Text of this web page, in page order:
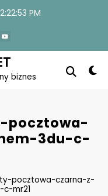
2:22:54 PM
biznes
pocztowa-
3du-c-
pocztowa-czarna-z-
mr21